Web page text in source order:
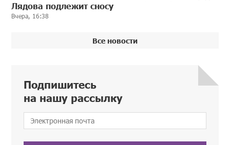
Лядова подлежит сносу
Вчера, 16:38
Все новости
Подпишитесь
на нашу рассылку